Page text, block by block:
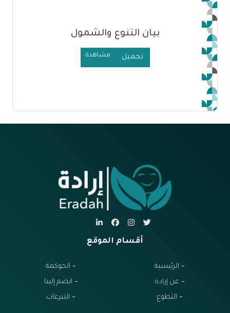
بيان التنوع والشمول
تحميل مشاهدة
أقسام الموقع
الرئيسية
الحوكمة
عن إرادة
انضم إلينا
التطوع
التبرعات